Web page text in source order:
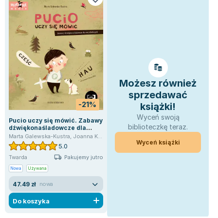
Zygmunt Freud
Agata Passent
Michel Moran
Maciej Orłoś
Jo Nesbo
Katarzyna Miller
Antoine de Saint Exupery
Lew Tołstoj
Mark Twain
Marcin Meller
Paulina Młynarska
ks. Piotr Pawlukiewicz
Jarosław Sokołowski
Piotr Latocha
Michael Scott
Piotr Semka
-21%
Pucio uczy się mówić. Zabawy
dźwiękonaśladowcze dla
najmłodszych
Marta Galewska-Kustra, Joanna Kłos
5.0
Twarda Pakujemy jutro
Nowa Używana
47.49 zł nowa
Do koszyka
Możesz również
sprzedawać
książki!
Wyceń swoją
biblioteczkę teraz.
Wyceń książki